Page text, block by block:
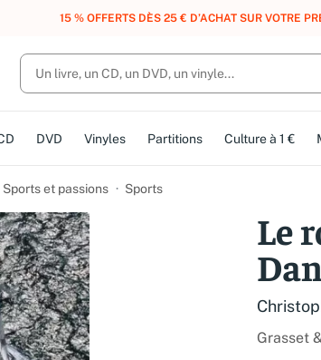
ACHAT, DES POINTS, DES RÉCOMPENSES :REJOIGNEZ
DVD Vinyles Partitions Culture à 1 €
Sports et passions Sports
Le
Grasset